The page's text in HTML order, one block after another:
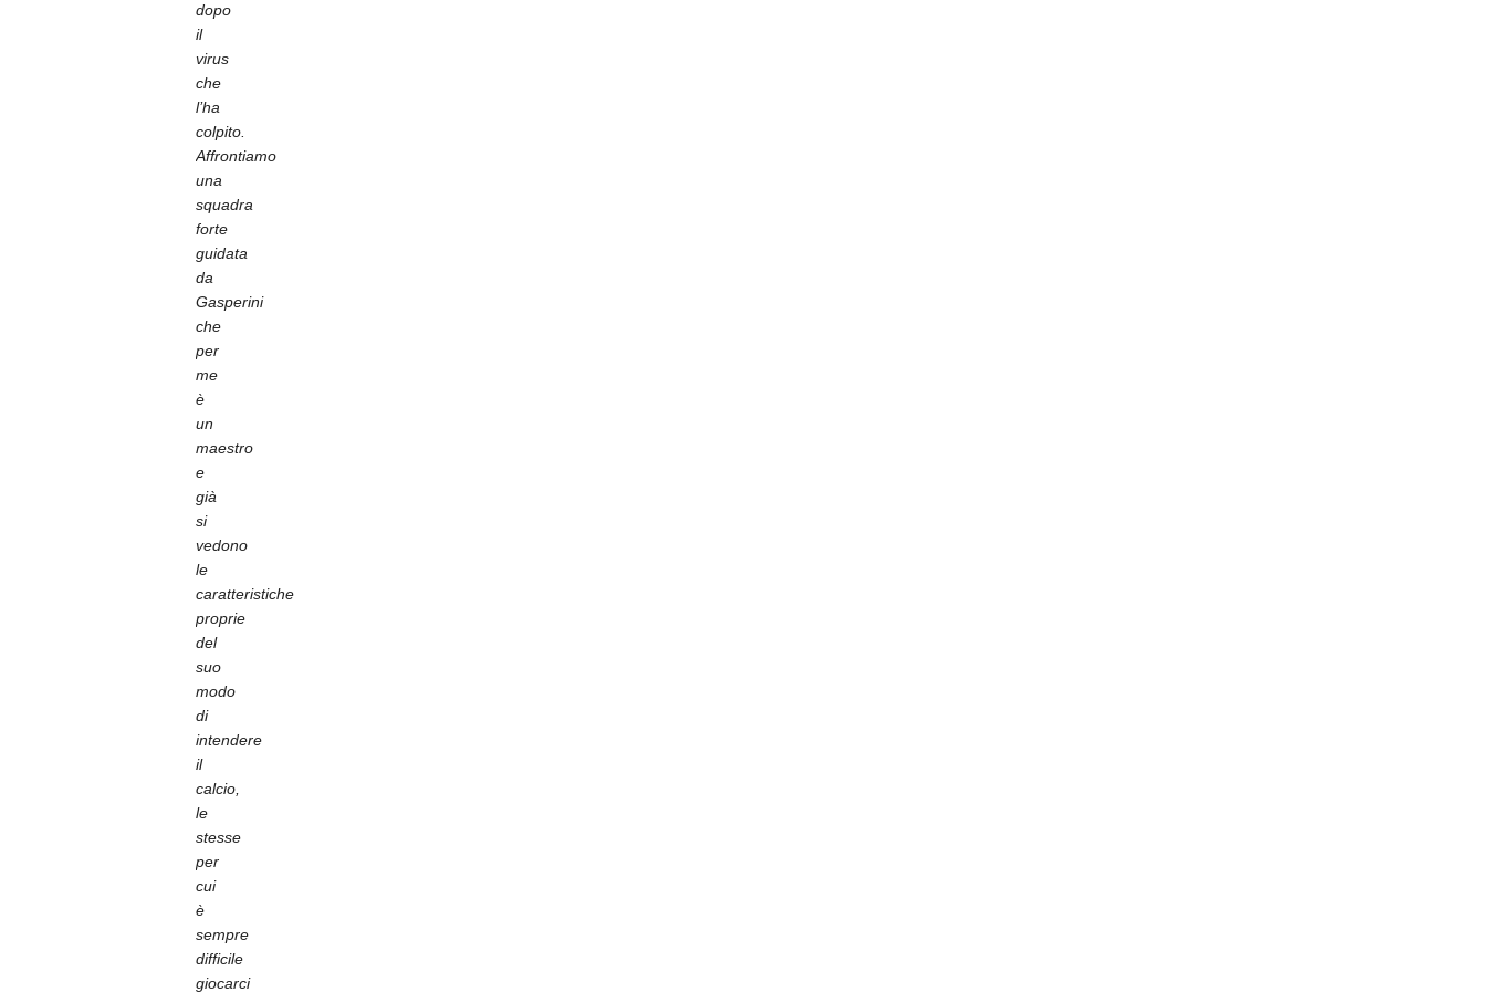
dopo
il
virus
che
l’ha
colpito.
Affrontiamo
una
squadra
forte
guidata
da
Gasperini
che
per
me
è
un
maestro
e
già
si
vedono
le
caratteristiche
proprie
del
suo
modo
di
intendere
il
calcio,
le
stesse
per
cui
è
sempre
difficile
giocarci